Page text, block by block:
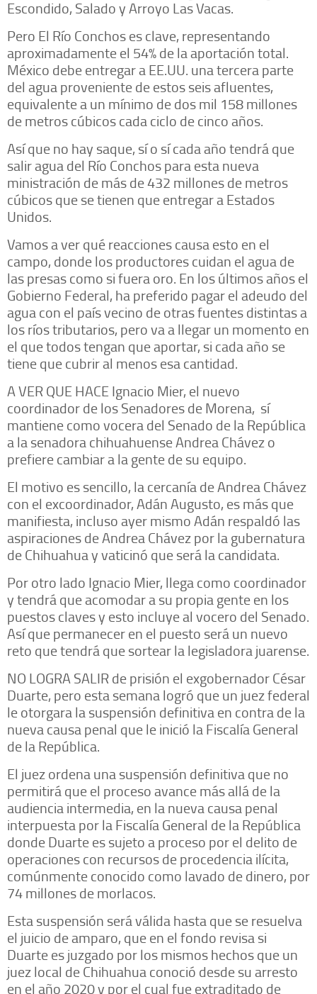
Escondido, Salado y Arroyo Las Vacas.
Pero El Río Conchos es clave, representando
aproximadamente el 54% de la aportación total.
México debe entregar a EE.UU. una tercera parte
del agua proveniente de estos seis afluentes,
equivalente a un mínimo de dos mil 158 millones
de metros cúbicos cada ciclo de cinco años.
Así que no hay saque, sí o sí cada año tendrá que
salir agua del Río Conchos para esta nueva
ministración de más de 432 millones de metros
cúbicos que se tienen que entregar a Estados
Unidos.
Vamos a ver qué reacciones causa esto en el
campo, donde los productores cuidan el agua de
las presas como si fuera oro. En los últimos años el
Gobierno Federal, ha preferido pagar el adeudo del
agua con el país vecino de otras fuentes distintas a
los ríos tributarios, pero va a llegar un momento en
el que todos tengan que aportar, si cada año se
tiene que cubrir al menos esa cantidad.
A VER QUE HACE Ignacio Mier, el nuevo
coordinador de los Senadores de Morena, sí
mantiene como vocera del Senado de la República
a la senadora chihuahuense Andrea Chávez o
prefiere cambiar a la gente de su equipo.
El motivo es sencillo, la cercanía de Andrea Chávez
con el excoordinador, Adán Augusto, es más que
manifiesta, incluso ayer mismo Adán respaldó las
aspiraciones de Andrea Chávez por la gubernatura
de Chihuahua y vaticinó que será la candidata.
Por otro lado Ignacio Mier, llega como coordinador
y tendrá que acomodar a su propia gente en los
puestos claves y esto incluye al vocero del Senado.
Así que permanecer en el puesto será un nuevo
reto que tendrá que sortear la legisladora juarense.
NO LOGRA SALIR de prisión el exgobernador César
Duarte, pero esta semana logró que un juez federal
le otorgara la suspensión definitiva en contra de la
nueva causa penal que le inició la Fiscalía General
de la República.
El juez ordena una suspensión definitiva que no
permitirá que el proceso avance más allá de la
audiencia intermedia, en la nueva causa penal
interpuesta por la Fiscalía General de la República
donde Duarte es sujeto a proceso por el delito de
operaciones con recursos de procedencia ilícita,
comúnmente conocido como lavado de dinero, por
74 millones de morlacos.
Esta suspensión será válida hasta que se resuelva
el juicio de amparo, que en el fondo revisa si
Duarte es juzgado por los mismos hechos que un
juez local de Chihuahua conoció desde su arresto
en el año 2020 y por el cual fue extraditado de